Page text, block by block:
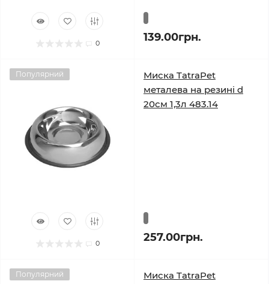
0 139.00грн.
Популярний
0
Миска TatraPet
металева на резині d
20см 1,3л 483.14
257.00грн.
Популярний
Миска TatraPet